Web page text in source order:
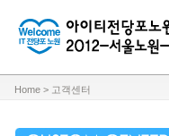
Home > 고객센터